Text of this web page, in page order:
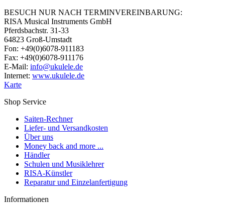
BESUCH NUR NACH TERMINVEREINBARUNG:
RISA Musical Instruments GmbH
Pferdsbachstr. 31-33
64823 Groß-Umstadt
Fon: +49(0)6078-911183
Fax: +49(0)6078-911176
E-Mail: info@ukulele.de
Internet: www.ukulele.de
Karte
Shop Service
Saiten-Rechner
Liefer- und Versandkosten
Über uns
Money back and more ...
Händler
Schulen und Musiklehrer
RISA-Künstler
Reparatur und Einzelanfertigung
Informationen